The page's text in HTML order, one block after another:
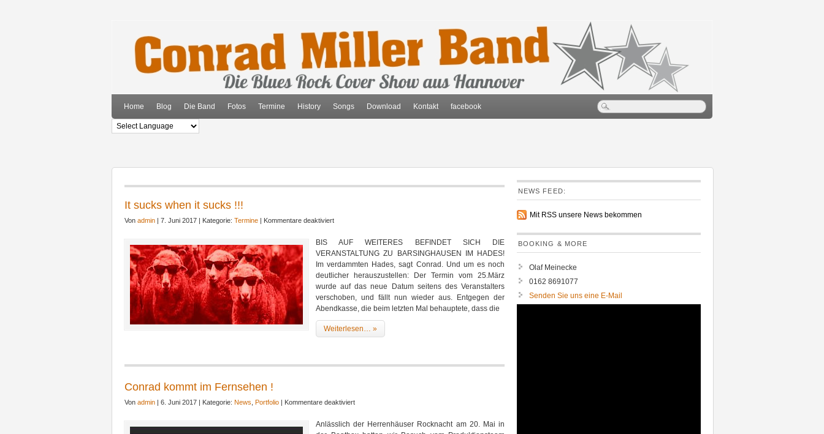
Home Blog Die Band Fotos Termine History Songs Download Kontakt facebook
It sucks when it sucks !!!
Von admin | 7. Juni 2017 | Kategorie: Termine | Kommentare deaktiviertfür
sucks
when
it
sucks
!!!
BIS AUF WEITERES BEFINDET SICH DIE
VERANSTALTUNG ZU BARSINGHAUSEN IM HADES!
Im verdammten Hades, sagt Conrad. Und um es noch
deutlicher herauszustellen: Der Termin vom 25.März
wurde auf das neue Datum seitens des Veranstalters
verschoben, und fällt nun wieder aus. Entgegen der
Abendkasse, die beim letzten Mal behauptete, dass die
Weiterlesen… »
Conrad kommt im Fernsehen !
Von admin | 6. Juni 2017 | Kategorie: News Portfolio | Kommentare deaktiviertfür
kommt
Anlässlich der Herrenhäuser Rocknacht am 20. Mai in
NEWS FEED:
Mit RSS unsere News bekommen
BOOKING & MORE
Olaf Meinecke
0162 8691077
Senden Sie uns eine E-Mail